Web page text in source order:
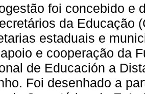
foi concebido e
da Educação
estaduais e
e cooperação da
de Educación a
Foi desenhado a